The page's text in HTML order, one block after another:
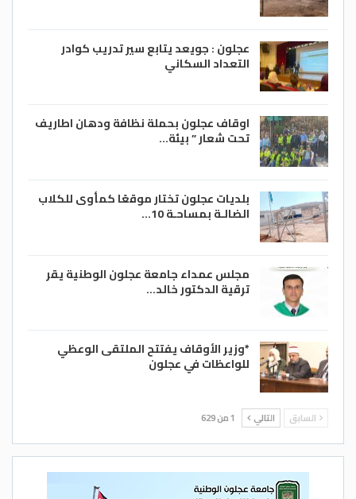
عجلون : جويعد يتابع سير تدريب كوادر
التعداد السكاني
اوقاف عجلون بحملة نظافة ودهان اطاريف
تحت شعار ” بيئة…
بلديات عجلون تختار موقعًا كمأوى للكلاب
الضالـة بمساحـة 10…
مجلس عمداء جامعة عجلون الوطنية يقر
ترقية الدكتور خالد…
*وزير الأوقاف يفتتح الملتقى الوعظي
للواعظات في عجلون
السابق التالي 1 من 629